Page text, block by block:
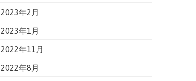
2023年2月
2023年1月
2022年11月
2022年8月